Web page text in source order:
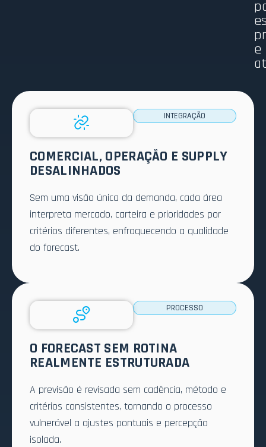
e
INTEGRAÇÃO
COMERCIAL, OPERAÇÃO E SUPPLY
DESALINHADOS
Sem uma visão única da demanda, cada área
interpreta mercado, carteira e prioridades por
critérios diferentes, enfraquecendo a qualidade
do forecast.
PROCESSO
O FORECAST SEM ROTINA
REALMENTE ESTRUTURADA
A previsão é revisada sem cadência, método e
critérios consistentes, tornando o processo
vulnerável a ajustes pontuais e percepção
isolada.